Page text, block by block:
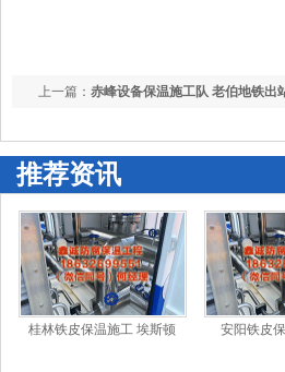
上一篇： 赤峰设备保温施工队 老伯地铁出
推荐资讯
桂林铁皮保温施工 埃斯顿
安阳铁皮